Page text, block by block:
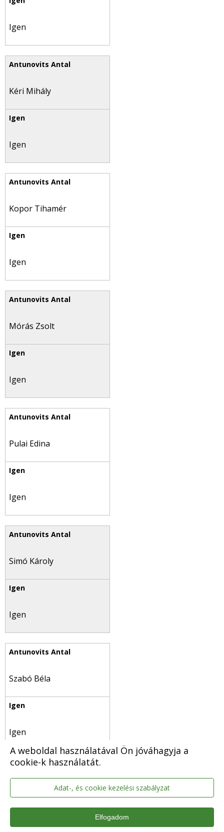
A weboldal használatával Ön jóváhagyja a
cookie-k használatát.
Adat-, és cookie kezelési szabályzat
Elfogadom
Igen
Kéri Mihály
Igen
Kopor Tihamér
Igen
Mórás Zsolt
Igen
Pulai Edina
Igen
Simó Károly
Igen
Szabó Béla
Igen
Szűcs Gábor